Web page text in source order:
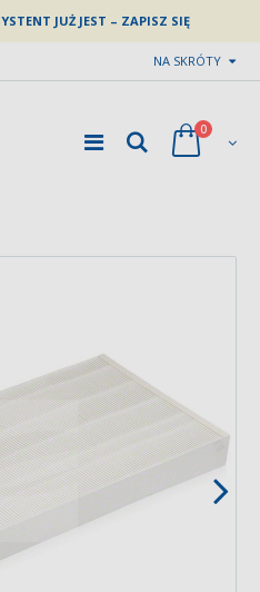
JUŻ JEST – ZAPISZ SIĘ
NA SKRÓTY
0